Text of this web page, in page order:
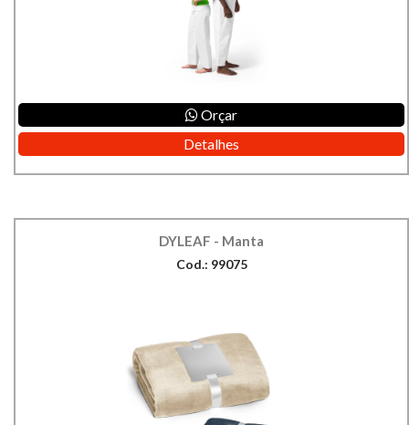
Orçar
Detalhes
DYLEAF - Manta
Cod.: 99075